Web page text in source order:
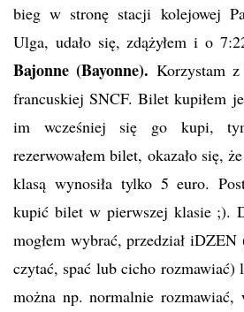
bieg w stronę stacji kolejowej
Ulga, udało się, zdążyłem i o
Bajonne (Bayonne). Korzystam
francuskiej SNCF. Bilet kupiłem
im wcześniej się go kupi,
rezerwowałem bilet, okazało się,
klasą wynosiła tylko 5 euro.
kupić bilet w pierwszej klasie ;).
mogłem wybrać, przedział
czytać, spać lub cicho
można np. normalnie rozmawiać,